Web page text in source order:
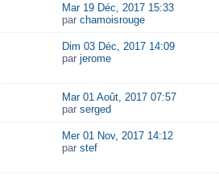
Mar 19 Déc, 2017 15:33
par chamoisrouge
Dim 03 Déc, 2017 14:09
par jerome
Mar 01 Août, 2017 07:57
par serged
Mer 01 Nov, 2017 14:12
par stef